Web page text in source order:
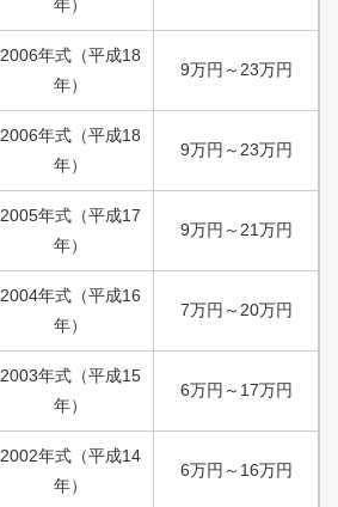
年）
2006年式 （平成18
年）
9万円 ～ 23万円
2006年式 （平成18
年）
9万円 ～ 23万円
2005年式 （平成17
年）
9万円 ～ 21万円
2004年式 （平成16
年）
7万円 ～ 20万円
2003年式 （平成15
年）
6万円 ～ 17万円
2002年式 （平成14
年）
6万円 ～ 16万円